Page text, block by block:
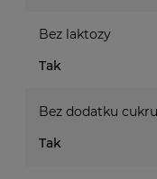
Bez laktozy
Tak
Bez dodatku cukru
Tak